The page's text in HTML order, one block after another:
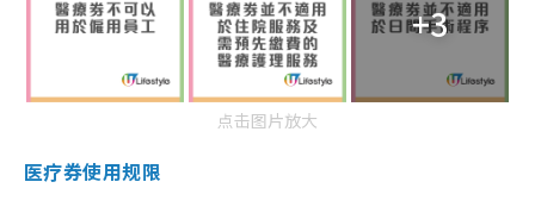
+3
点击图片放大
医疗券使用规限